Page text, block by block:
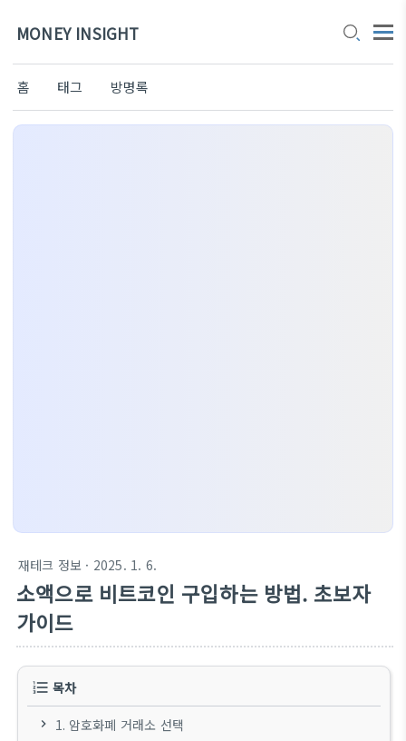
MONEY INSIGHT
홈 태그 방명록
재테크 정보 · 2025. 1. 6.
소액으로 비트코인 구입하는 방법. 초보자
가이드
목차
1. 암호화폐 거래소 선택